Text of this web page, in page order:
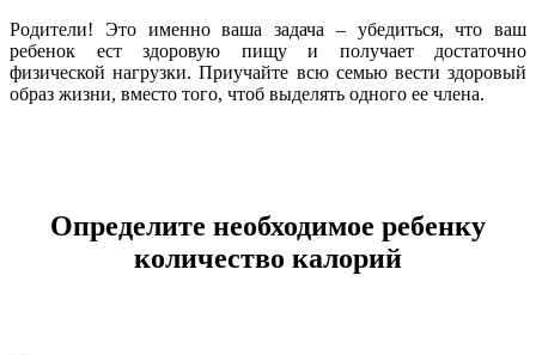
Родители! Это именно ваша задача – убедиться, что ваш
ребенок ест здоровую пищу и получает достаточно
физической нагрузки. Приучайте всю семью вести здоровый
образ жизни, вместо того, чтоб выделять одного ее члена.
Определите необходимое ребенку
количество калорий